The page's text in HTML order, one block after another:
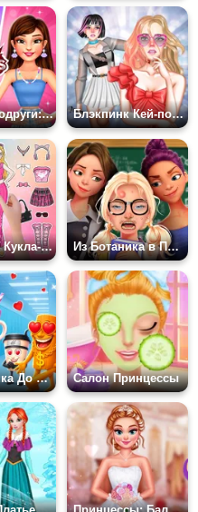
Лучшие Подруги: Е Девочка Против Софт Девочки Блэкпинк Кей-поп Приключение
Бумажная Кукла-Дневник: Одевалки DIY Из Ботаника в Популярного Школьника
От Ботаника До Популярной Балерины Капучино Салон Принцессы